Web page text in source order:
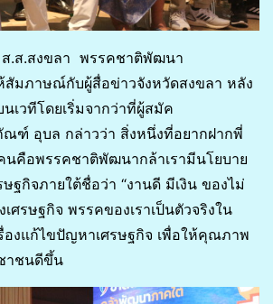
.ส.สงขลา พรรคชาติพัฒนา
สัมภาษณ์กับผู้สื่อข่าวจังหวัดสงขลา หลัง
นเวทีโดยเริ่มจากว่าที่ผู้สมัค
ณฑ์ อุบล กล่าวว่า สิ่งหนึ่งที่อยากฝากพี่
นคือพรรคชาติพัฒนากล้าเรามีนโยบาย
ษฐกิจภายใต้ชื่อว่า “งานดี มีเงิน ของไม่
เศรษฐกิจ พรรคของเราเป็นตัวจริงใน
รื่องแก้ไขปัญหาเศรษฐกิจ เพื่อให้คุณภาพ
าชนดีขึ้น